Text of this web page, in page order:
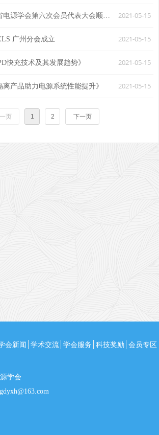
2021-05-15
祝贺2021年广东省电源学会第六次会员代表大会顺利召开
2021-05-15
广州分会成立
2021-05-15
快充技术及其发展趋势》
2021-05-15
产品助力电源系统性能提升》
一页 1 2 下一页
会新闻 学术交流 学会服务 科技奖励 会员专区
学会